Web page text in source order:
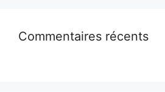
Commentaires récents